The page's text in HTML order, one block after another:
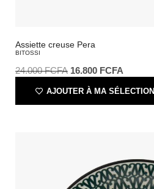
Assiette creuse Pera
BITOSSI
24.000FCFA 16.800 FCFA
AJOUTER À MA SÉLECTION